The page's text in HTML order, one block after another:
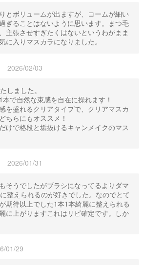
とボリュームが出ますが、コームが細い
ぎることはないように思います。まつ毛
主張させすぎたくはないというわがまま
に入りマスカラになりました。
2026/02/03
しました。
で自然な束感を自在に操れます！
を盛れるクリアタイプで、クリアマスカ
ちらにもオススメ！
けで格段と垢抜けるキャンメイクのマス
2026/01/31
そうでしたがブラシになってるよりダマ
整えられるのが好きでした。なのでとて
期待以上でした1本1本綺麗に整えられる
に上がりますこれはリピ確定です。しか
01/29